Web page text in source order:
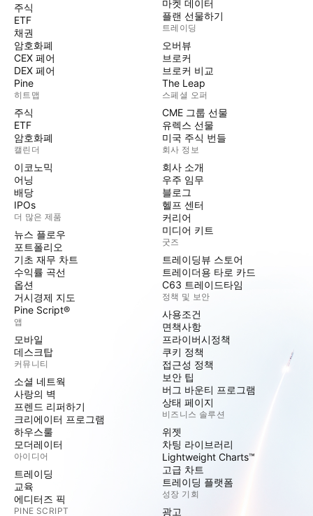
주식
ETF
채권
암호화폐
CEX 페어
DEX 페어
Pine
히트맵
주식
ETF
암호화폐
캘린더
이코노믹
어닝
배당
IPOs
더 많은 제품
뉴스 플로우
포트폴리오
기초 재무 차트
수익률 곡선
옵션
거시경제 지도
Pine Script®
앱
모바일
데스크탑
커뮤니티
소셜 네트웍
사랑의 벽
프렌드 리퍼하기
크리에이터 프로그램
하우스룰
모더레이터
아이디어
트레이딩
교육
에디터즈 픽
PINE SCRIPT
마켓 데이터
플랜 선물하기
트레이딩
오버뷰
브로커
브로커 비교
The Leap
스페셜 오퍼
CME 그룹 선물
유렉스 선물
미국 주식 번들
회사 정보
회사 소개
우주 임무
블로그
헬프 센터
커리어
미디어 키트
굿즈
트레이딩뷰 스토어
트레이더용 타로 카드
C63 트레이드타임
정책 및 보안
사용조건
면책사항
프라이버시정책
쿠키 정책
접근성 정책
보안 팁
버그 바운티 프로그램
상태 페이지
비즈니스 솔루션
위젯
차팅 라이브러리
Lightweight Charts™
고급 차트
트레이딩 플랫폼
성장 기회
광고